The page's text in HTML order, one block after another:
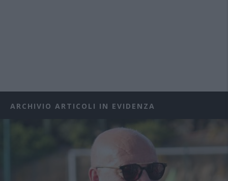
ARCHIVIO ARTICOLI IN EVIDENZA